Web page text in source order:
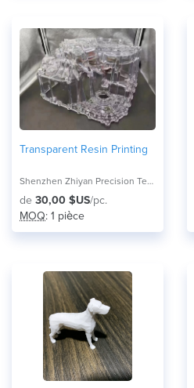
Transparent Resin Printing
Shenzhen Zhiyan Precision Technology Co.,
de 30,00 $US/pc.
MOQ: 1 pièce